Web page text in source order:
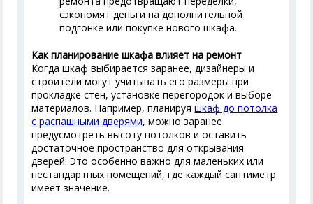
сэкономят деньги на дополнительной
подгонке или покупке нового шкафа.
Как планирование шкафа влияет на ремонт
Когда шкаф выбирается заранее, дизайнеры и
строители могут учитывать его размеры при
прокладке стен, установке перегородок и выборе
материалов. Например, планируяшкаф до потолка
с распашными дверями, можно заранее
предусмотреть высоту потолков и оставить
достаточное пространство для открывания
дверей. Это особенно важно для маленьких или
нестандартных помещений, где каждый сантиметр
имеет значение.